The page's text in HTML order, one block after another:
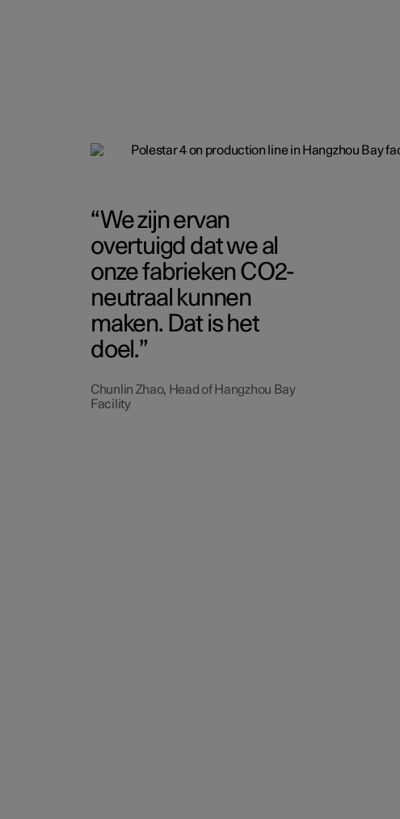
We zijn ervan
overtuigd dat we al
onze fabrieken CO2-
neutraal kunnen
maken. Dat is het
doel.
Chunlin Zhao, Head of Hangzhou Bay
Facility